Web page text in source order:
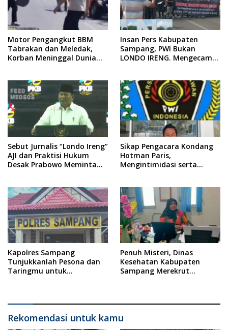
Motor Pengangkut BBM
Tabrakan dan Meledak,
Korban Meninggal Dunia
Insan Pers Kabupaten
Sampang, PWI Bukan
LONDO IRENG. Mengecam
Republik Indonesia
Sebut Jurnalis “Londo Ireng”
AJI dan Praktisi Hukum
Desak Prabowo Meminta
Sikap Pengacara Kondang
Hotman Paris,
Mengintimidasi serta
Sampang Angkat Bicara
Kapolres Sampang
Tunjukkanlah Pesona dan
Taringmu untuk
Penuh Misteri, Dinas
Kesehatan Kabupaten
Sampang Merekrut
Rekomendasi untuk kamu